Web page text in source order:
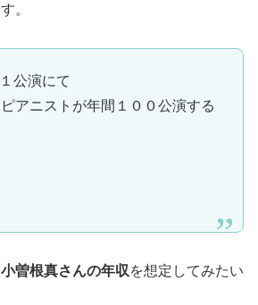
。
公演にて
アニストが年間１００公演する
小曽根真さんの年収 を想定してみたい